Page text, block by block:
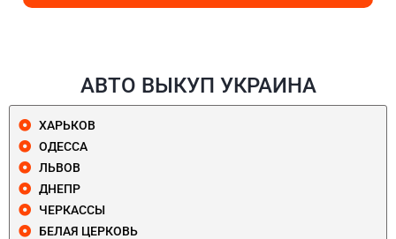
АВТО ВЫКУП УКРАИНА
ХАРЬКОВ
ОДЕССА
ЛЬВОВ
ДНЕПР
ЧЕРКАССЫ
БЕЛАЯ ЦЕРКОВЬ